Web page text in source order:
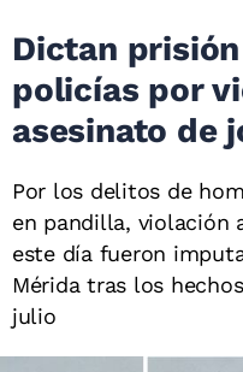
Dictan
policías por
asesinato de
Por los delitos de
en pandilla, violación
este día fueron
Mérida tras los
julio